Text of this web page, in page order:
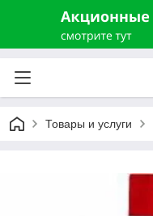
Товары и услуги